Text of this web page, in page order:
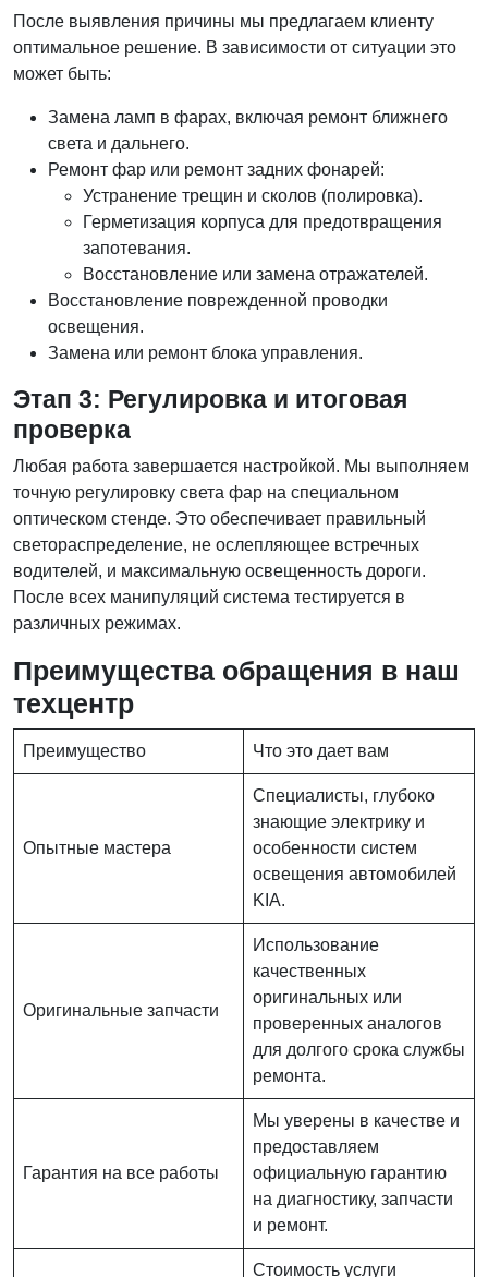
После выявления причины мы предлагаем клиенту
оптимальное решение. В зависимости от ситуации это
может быть:
Замена ламп в фарах, включая ремонт ближнего
света и дальнего.
Ремонт фар или ремонт задних фонарей:
Устранение трещин и сколов (полировка).
Герметизация корпуса для предотвращения
запотевания.
Восстановление или замена отражателей.
Восстановление поврежденной проводки
освещения.
Замена или ремонт блока управления.
Этап 3: Регулировка и итоговая
проверка
Любая работа завершается настройкой. Мы выполняем
точную регулировку света фар на специальном
оптическом стенде. Это обеспечивает правильный
светораспределение, не ослепляющее встречных
водителей, и максимальную освещенность дороги.
После всех манипуляций система тестируется в
различных режимах.
Преимущества обращения в наш
техцентр
Преимущество Что это дает вам
Опытные мастера
Специалисты, глубоко
знающие электрику и
особенности систем
освещения автомобилей
KIA.
Оригинальные запчасти
Использование
качественных
оригинальных или
проверенных аналогов
для долгого срока службы
ремонта.
Гарантия на все работы
Мы уверены в качестве и
предоставляем
официальную гарантию
на диагностику, запчасти
и ремонт.
Стоимость услуги